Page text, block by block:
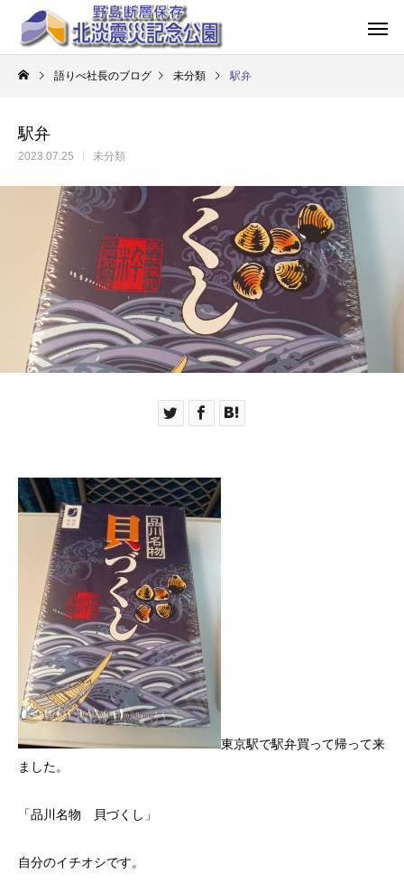
語りべ社長のブログ 未分類 駅弁
駅弁
2023.07.25 未分類
東京駅で駅弁買って帰って来
ました。
「品川名物 貝づくし」
自分のイチオシです。